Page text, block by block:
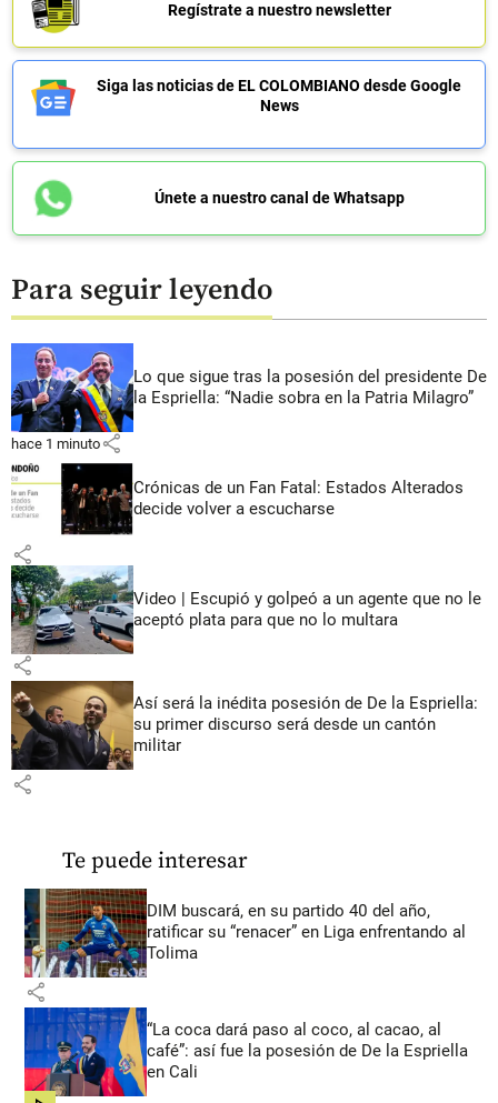
Regístrate a nuestro newsletter
Siga las noticias de EL COLOMBIANO desde Google
News
Únete a nuestro canal de Whatsapp
Para seguir leyendo
Lo que sigue tras la posesión del presidente De
la Espriella: “Nadie sobra en la Patria Milagro”
hace 1 minuto share
Crónicas de un Fan Fatal: Estados Alterados
decide volver a escucharse
share
Video | Escupió y golpeó a un agente que no le
aceptó plata para que no lo multara
share
Así será la inédita posesión de De la Espriella:
su primer discurso será desde un cantón
militar
share
Te puede interesar
DIM buscará, en su partido 40 del año,
ratificar su “renacer” en Liga enfrentando al
Tolima
share
“La coca dará paso al coco, al cacao, al
café”: así fue la posesión de De la Espriella
en Cali